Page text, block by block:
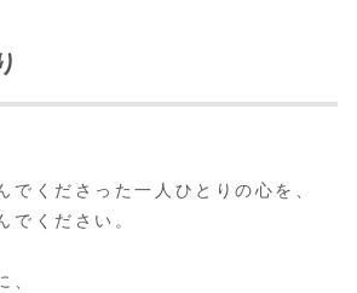
でくださった一人ひとりの心を、
でください。
、